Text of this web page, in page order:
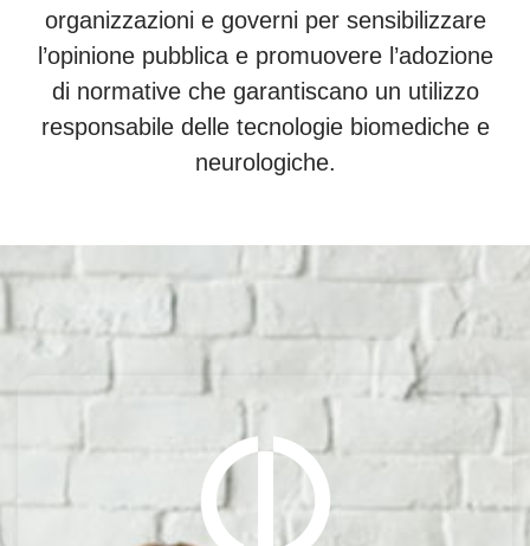
organizzazioni e governi per sensibilizzare
l’opinione pubblica e promuovere l’adozione
di normative che garantiscano un utilizzo
responsabile delle tecnologie biomediche e
neurologiche.